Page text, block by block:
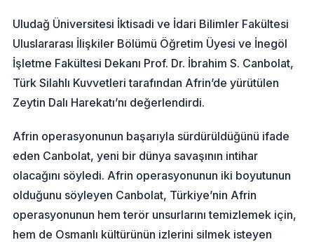
Uludağ Üniversitesi İktisadi ve İdari Bilimler Fakültesi
Uluslararası İlişkiler Bölümü Öğretim Üyesi ve İnegöl
İşletme Fakültesi Dekanı Prof. Dr. İbrahim S. Canbolat,
Türk Silahlı Kuvvetleri tarafından Afrin’de yürütülen
Zeytin Dalı Harekatı’nı değerlendirdi.
Afrin operasyonunun başarıyla sürdürüldüğünü ifade
eden Canbolat, yeni bir dünya savaşının intihar
olacağını söyledi. Afrin operasyonunun iki boyutunun
olduğunu söyleyen Canbolat, Türkiye’nin Afrin
operasyonunun hem terör unsurlarını temizlemek için,
hem de Osmanlı kültürünün izlerini silmek isteyen